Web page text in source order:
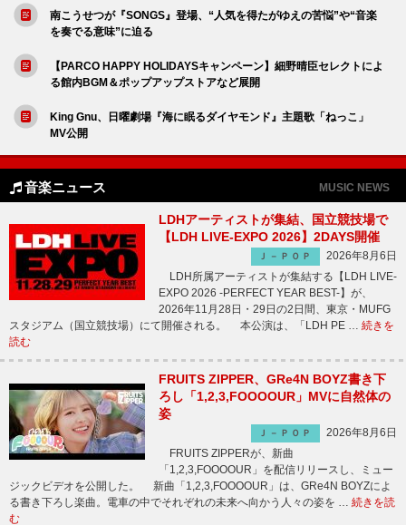
南こうせつが『SONGS』登場、“人気を得たがゆえの苦悩”や“音楽
を奏でる意味”に迫る
【PARCO HAPPY HOLIDAYSキャンペーン】細野晴臣セレクトによ
る館内BGM＆ポップアップストアなど展開
King Gnu、日曜劇場『海に眠るダイヤモンド』主題歌「ねっこ」
MV公開
音楽ニュース MUSIC NEWS
LDHアーティストが集結、国立競技場で
【LDH LIVE-EXPO 2026】2DAYS開催
Ｊ－ＰＯＰ
2026年8月6日
LDH所属アーティストが集結する【LDH LIVE-
EXPO 2026 -PERFECT YEAR BEST-】が、
2026年11月28日・29日の2日間、東京・MUFG
スタジアム（国立競技場）にて開催される。 本公演は、「LDH PE … 続きを
読む
FRUITS ZIPPER、GRe4N BOYZ書き下
ろし「1,2,3,FOOOOUR」MVに自然体の
姿
Ｊ－ＰＯＰ
2026年8月6日
FRUITS ZIPPERが、新曲
「1,2,3,FOOOOUR」を配信リリースし、ミュー
ジックビデオを公開した。 新曲「1,2,3,FOOOOUR」は、GRe4N BOYZによ
る書き下ろし楽曲。電車の中でそれぞれの未来へ向かう人々の姿を … 続きを読
む